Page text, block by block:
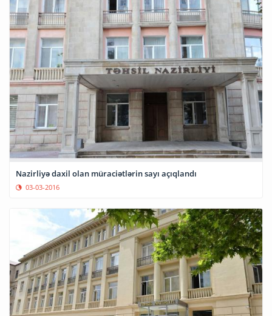
Nazirliyə daxil olan müraciətlərin sayı açıqlandı
03-03-2016